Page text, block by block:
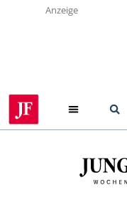
Anzeige